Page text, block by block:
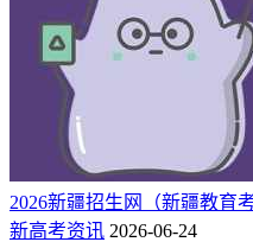
2026新疆招生网（新疆教育
新高考资讯 2026-06-24